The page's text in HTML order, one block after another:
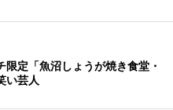
限定「魚沼しょうが焼き食堂・
い芸人